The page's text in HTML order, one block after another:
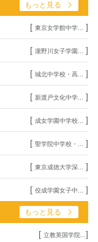
もっと見る
[ 東京女学館中学... ]
[ 瀧野川女子学園... ]
[ 城北中学校・高... ]
[ 新渡戸文化中学... ]
[ 成女学園中学校... ]
[ 聖学院中学校・... ]
[ 東京成徳大学深... ]
[ 佼成学園女子中... ]
もっと見る
[ 立教英国学院... ]